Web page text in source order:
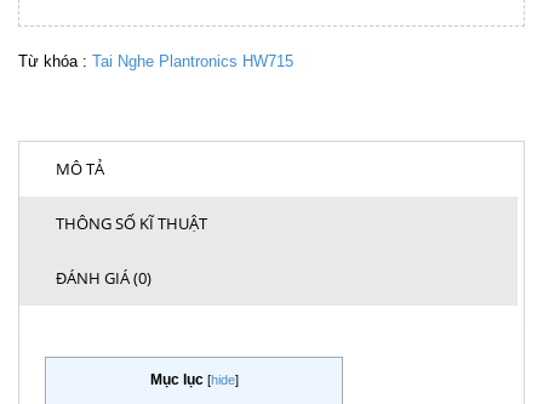
Từ khóa : Tai Nghe Plantronics HW715
MÔ TẢ
THÔNG SỐ KĨ THUẬT
ĐÁNH GIÁ (0)
Mục lục [hide]